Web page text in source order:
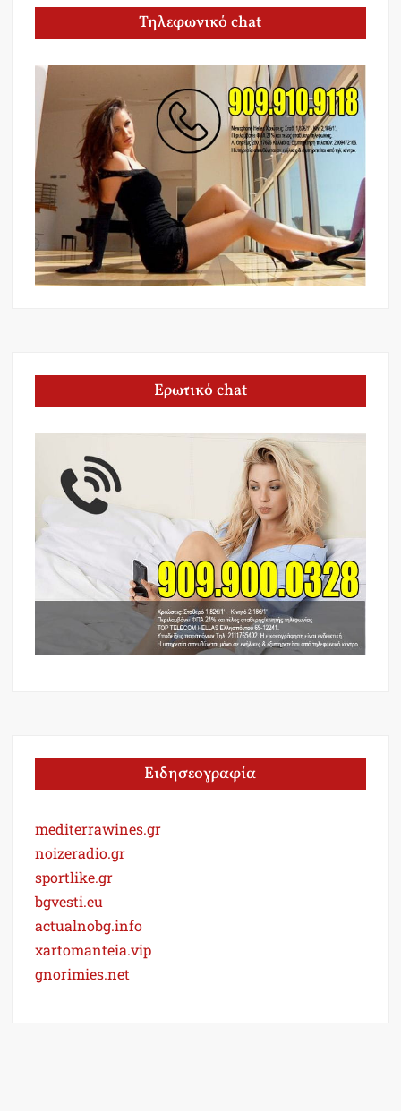
Τηλεφωνικό chat
Ερωτικό chat
Ειδησεογραφία
mediterrawines.gr
noizeradio.gr
sportlike.gr
bgvesti.eu
actualnobg.info
xartomanteia.vip
gnorimies.net